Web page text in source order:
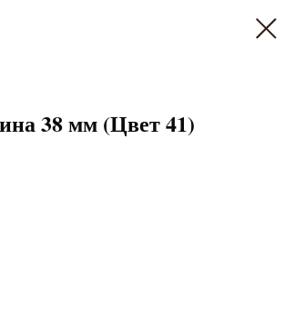
38 мм (Цвет 41)